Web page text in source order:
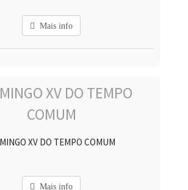
Mais info
XV DO TEMPO COMUM
Mais info